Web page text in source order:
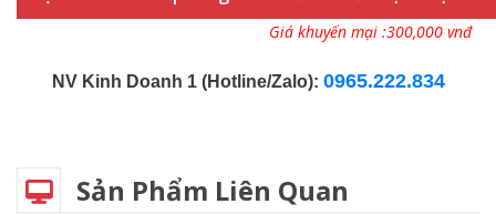
Giá khuyến mại :300,000 vnđ
NV Kinh Doanh 1 (Hotline/Zalo): 0965.222.834
Sản Phẩm Liên Quan